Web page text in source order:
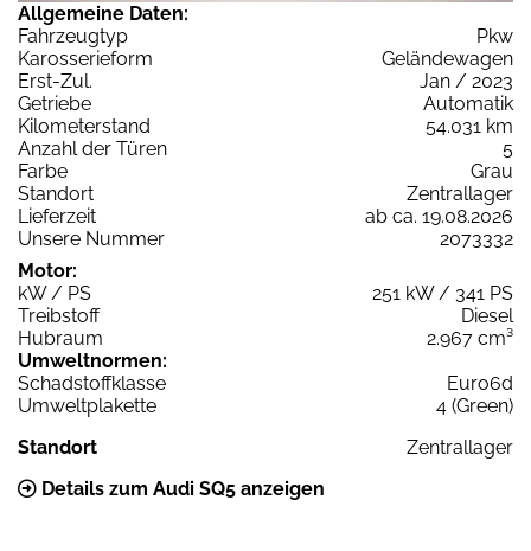
Allgemeine Daten:
Fahrzeugtyp
Pkw
Karosserieform
Geländewagen
Erst-Zul.
Jan / 2023
Getriebe
Automatik
Kilometerstand
54.031 km
Anzahl der Türen
5
Farbe
Grau
Standort
Zentrallager
Lieferzeit
ab ca. 19.08.2026
Unsere Nummer
2073332
Motor:
kW / PS
251 kW / 341 PS
Treibstoff
Diesel
Hubraum
2.967 cm³
Umweltnormen:
Schadstoffklasse
Euro6d
Umweltplakette
4 (Green)
Standort
Zentrallager
Details zum Audi SQ5 anzeigen